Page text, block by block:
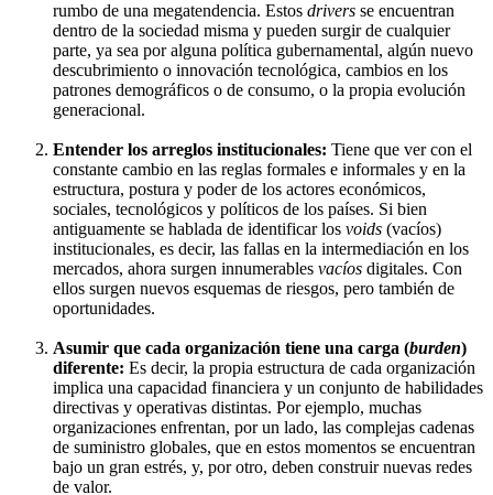
rumbo de una megatendencia. Estos drivers se encuentran
dentro de la sociedad misma y pueden surgir de cualquier
parte, ya sea por alguna política gubernamental, algún nuevo
descubrimiento o innovación tecnológica, cambios en los
patrones demográficos o de consumo, o la propia evolución
generacional.
Entender los arreglos institucionales: Tiene que ver con el
constante cambio en las reglas formales e informales y en la
estructura, postura y poder de los actores económicos,
sociales, tecnológicos y políticos de los países. Si bien
antiguamente se hablada de identificar los voids (vacíos)
institucionales, es decir, las fallas en la intermediación en los
mercados, ahora surgen innumerables vacíos digitales. Con
ellos surgen nuevos esquemas de riesgos, pero también de
oportunidades.
Asumir que cada organización tiene una carga (burden)
diferente: Es decir, la propia estructura de cada organización
implica una capacidad financiera y un conjunto de habilidades
directivas y operativas distintas. Por ejemplo, muchas
organizaciones enfrentan, por un lado, las complejas cadenas
de suministro globales, que en estos momentos se encuentran
bajo un gran estrés, y, por otro, deben construir nuevas redes
de valor.